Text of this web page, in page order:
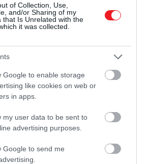
of Collection, Use,
and/or Sharing of my
that Is Unrelated with the
it was collected.
Google to enable storage
like cookies on web or
in apps.
my user data to be sent to
advertising purposes.
Google to send me
óvakodnunk kell a horvát
inkább a
tengeri sünök –
amedúzák, amelyek csípése
A leggyakoribb „ellenség”
rejtőzik, hanem az égből jön:
sokkal több pihenni
el, mint bármilyen tengeri
és víz, mintsem a cápák elleni